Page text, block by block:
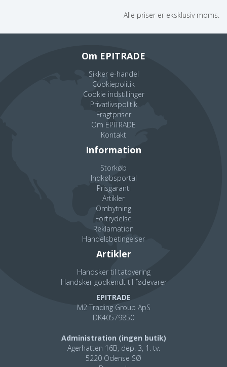
Alle priser er eksklusiv moms.
Om EPITRADE
Sikker e-handel
Cookiepolitik
Cookie indstillinger
Privatlivspolitik
Fragtpriser
Om EPITRADE
Kontakt
Information
Storkøb
Indkøbsportal
Prisgaranti
Artikler
Ombytning
Fortrydelse
Reklamation
Handelsbetingelser
Artikler
Handsker til tatovering
Handsker godkendt til fødevarer
EPITRADE
M2 Trading Group ApS
DK40579850
Administration (ingen butik)
Agerhatten 16B, dep. 3, 1. tv.
5220 Odense SØ